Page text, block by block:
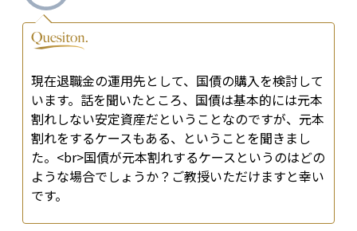
現在退職金の運用先として、国債の購入を検討して
います。話を聞いたところ、国債は基本的には元本
割れしない安定資産だということなのですが、元本
割れをするケースもある、ということを聞きまし
た。<br>国債が元本割れするケースというのはどの
ような場合でしょうか？ご教授いただけますと幸い
です。